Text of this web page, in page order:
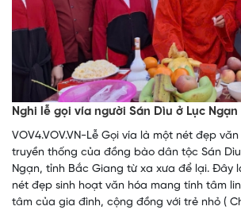
Nghi lễ gọi vía người Sán Dìu ở Lục Ngạn
VOV4.VOV.VN-Lễ Gọi vía là một nét đẹp
truyền thống của đồng bào dân tộc Sán
Ngạn, tỉnh Bắc Giang từ xa xưa để lại. Đây
nét đẹp sinh hoạt văn hóa mang tính tâm
tâm của gia đình, cộng đồng với trẻ nhỏ (